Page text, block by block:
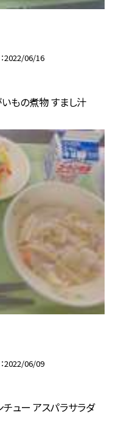
2022/06/16
もの煮物 すまし汁
2022/06/09
チュー アスパラサラダ